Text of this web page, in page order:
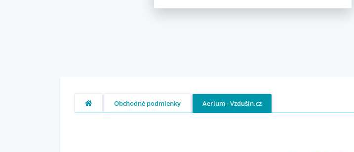
Obchodné podmienky Aerium - Vzdušín.cz